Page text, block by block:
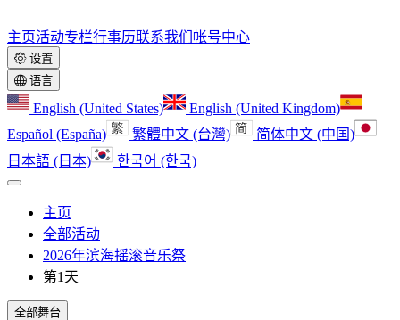
主页活动专栏行事历联系我们 帐号中心
设置
语言
English (United States)
English (United Kingdom)
Español (España)
繁體中文 (台灣)
简体中文 (中国)
日本語 (日本)
한국어 (한국)
主页
全部活动
2026年滨海摇滚音乐祭
第1天
全部舞台